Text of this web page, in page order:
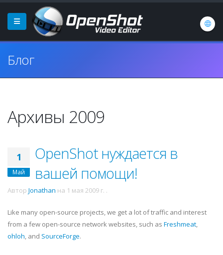
Блог
Архивы 2009
1
Май
OpenShot нуждается в
вашей помощи!
Автор Jonathan на 1 мая 2009 г. .
Like many open-source projects, we get a lot of traffic and interest
from a few open-source network websites, such as Freshmeat,
ohloh, and SourceForge.